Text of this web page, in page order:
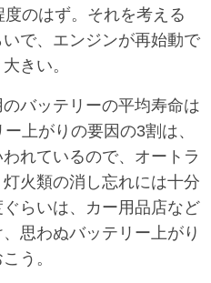
のはず。それを考える
で、エンジンが再始動で
きい。
バッテリーの平均寿命は
上がりの要因の3割は、
れているので、オートラ
火類の消し忘れには十分
らいは、カー用品店など
思わぬバッテリー上がり
う。